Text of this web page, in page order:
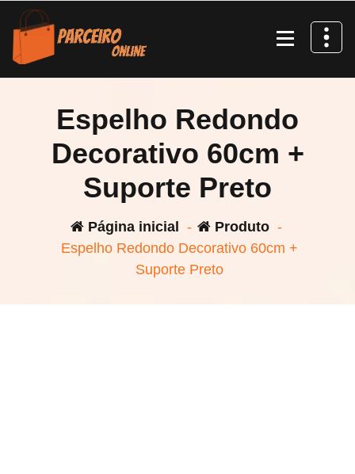
Pular
para
conteúdo
Espelho Redondo
Decorativo 60cm +
Suporte Preto
Página inicial - Produto -
Espelho Redondo Decorativo 60cm +
Suporte Preto